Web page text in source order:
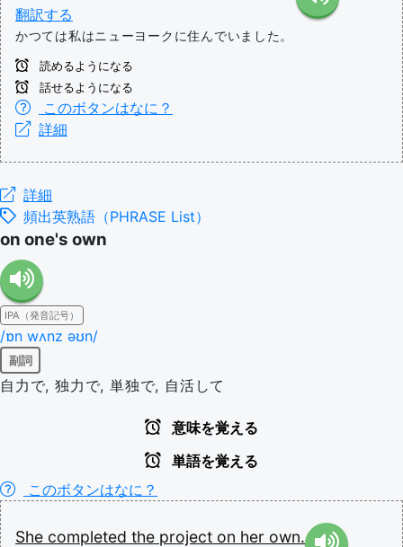
翻訳する
かつては私はニューヨークに住んでいました。
読めるようになる
話せるようになる
このボタンはなに？
詳細
詳細
頻出英熟語（PHRASE List）
on one's own
IPA（発音記号）
/ɒn wʌnz əʊn/
副詞
自力で, 独力で, 単独で, 自活して
意味を覚える
単語を覚える
このボタンはなに？
She completed the project on her own.